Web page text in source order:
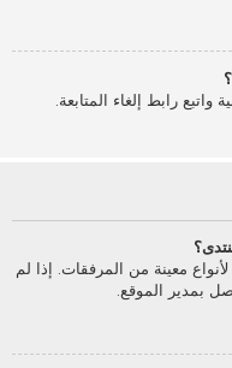
رابط إلغاء المتابعة.
معينة من المرفقات. إذا لم
بمدير الموقع.